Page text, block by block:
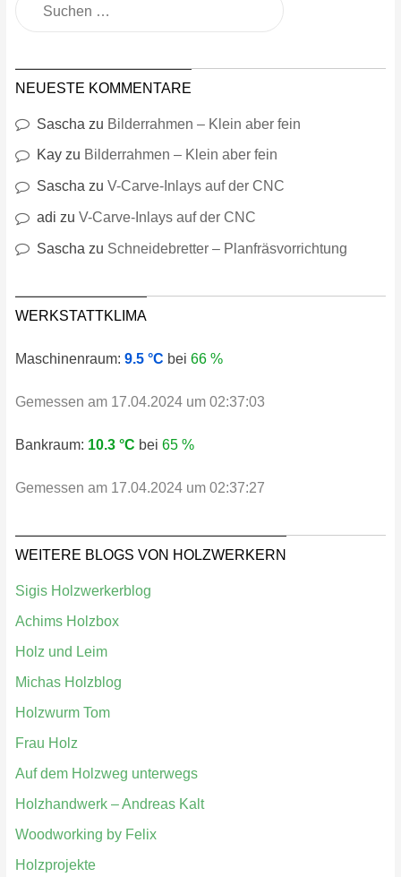
NEUESTE KOMMENTARE
Sascha zu Bilderrahmen – Klein aber fein
Kayzu Bilderrahmen – Klein aber fein
Sascha zu V-Carve-Inlays auf der CNC
adi zu V-Carve-Inlays auf der CNC
Sascha zu Schneidebretter – Planfräsvorrichtung
WERKSTATTKLIMA
Maschinenraum: 9.5 °C bei 66 %
Gemessen am 17.04.2024 um 02:37:03
Bankraum: 10.3 °C bei 65 %
Gemessen am 17.04.2024 um 02:37:27
WEITERE BLOGS VON HOLZWERKERN
Sigis Holzwerkerblog
Achims Holzbox
Holz und Leim
Michas Holzblog
Holzwurm Tom
Frau Holz
Auf dem Holzweg unterwegs
Holzhandwerk – Andreas Kalt
Woodworking by Felix
Holzprojekte